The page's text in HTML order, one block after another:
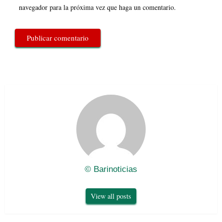
navegador para la próxima vez que haga un comentario.
© Barinoticias
View all posts